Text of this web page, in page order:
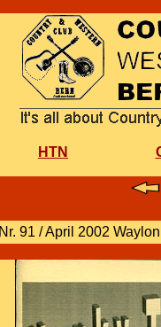
HTN
91 / April 2002